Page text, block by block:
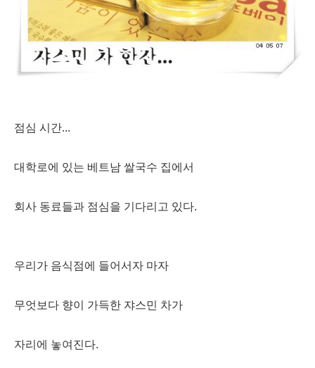
점심 시간...
대학로에 있는 베트남 쌀국수 집에서
회사 동료들과 점심을 기다리고 있다.
우리가 음식점에 들어서자 마자
무엇보다 향이 가득한 쟈스민 차가
자리에 놓여진다.